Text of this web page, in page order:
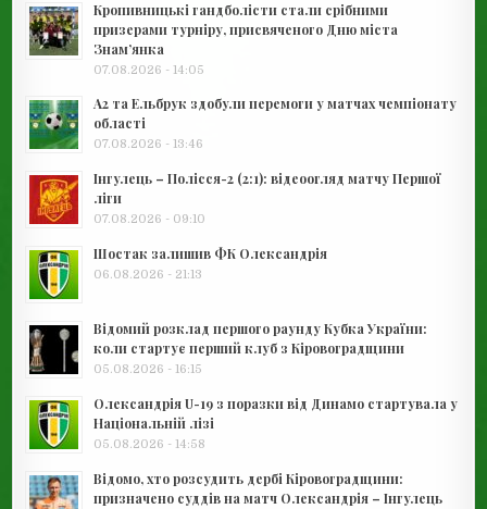
Кропивницькі гандболісти стали срібними
призерами турніру, присвяченого Дню міста
Знам’янка
07.08.2026 - 14:05
А2 та Ельбрук здобули перемоги у матчах чемпіонату
області
07.08.2026 - 13:46
Інгулець – Полісся-2 (2:1): відеоогляд матчу Першої
ліги
07.08.2026 - 09:10
Шостак залишив ФК Олександрія
06.08.2026 - 21:13
Відомий розклад першого раунду Кубка України:
коли стартує перший клуб з Кіровоградщини
05.08.2026 - 16:15
Олександрія U-19 з поразки від Динамо стартувала у
Національній лізі
05.08.2026 - 14:58
Відомо, хто розсудить дербі Кіровоградщини:
призначено суддів на матч Олександрія – Інгулець